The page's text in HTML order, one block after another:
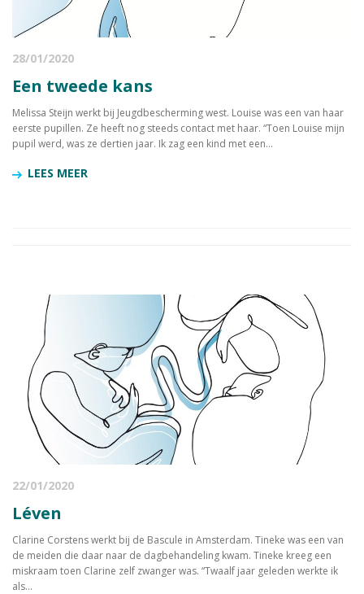
28/01/2020
Een tweede kans
Melissa Steijn werkt bij Jeugdbescherming west. Louise was een van haar
eerste pupillen. Ze heeft nog steeds contact met haar. “Toen Louise mijn
pupil werd, was ze dertien jaar. Ik zag een kind met een...
LEES MEER
22/01/2020
Léven
Clarine Corstens werkt bij de Bascule in Amsterdam. Tineke was een van
de meiden die daar naar de dagbehandeling kwam. Tineke kreeg een
miskraam toen Clarine zelf zwanger was. “Twaalf jaar geleden werkte ik
als...